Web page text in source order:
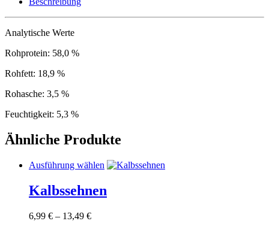
Analytische Werte
Rohprotein: 58,0 %
Rohfett: 18,9 %
Rohasche: 3,5 %
Feuchtigkeit: 5,3 %
Ähnliche Produkte
Ausführung wählen Dieses
mehrere
Kalbssehnen
6,99 € – 13,49 €Preisspanne: